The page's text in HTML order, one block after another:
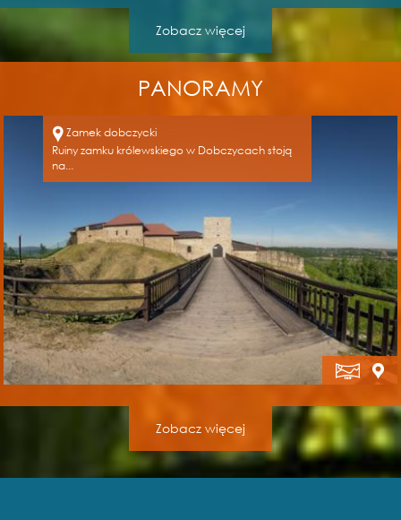
Zobacz więcej
PANORAMY
Zamek dobczycki
Ruiny zamku królewskiego w Dobczycach stoją
na...
Zobacz więcej